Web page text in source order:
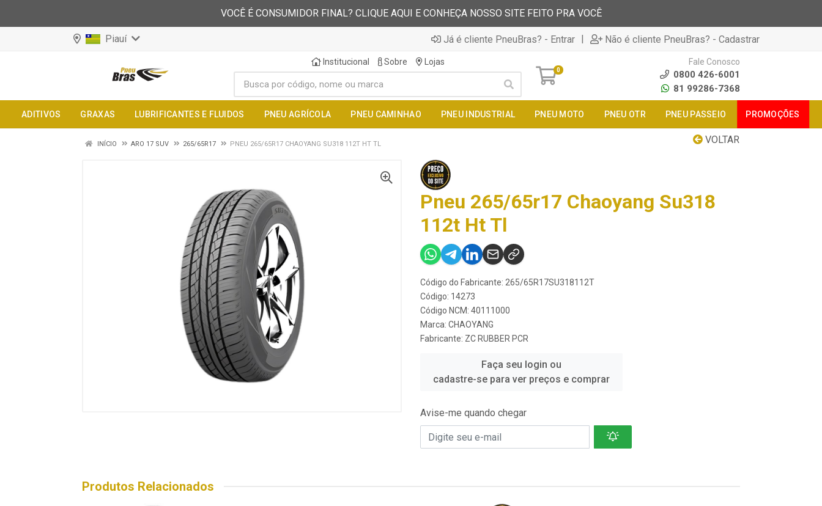
VOCÊ É CONSUMIDOR FINAL? CLIQUE AQUI E CONHEÇA NOSSO SITE FEITO PRA VOCÊ
Piauí Já é cliente PneuBras? - Entrar | Não é cliente PneuBras? - Cadastrar
Institucional Sobre Lojas
0
Fale Conosco
0800 426-6001
81 99286-7368
ADITIVOS GRAXAS LUBRIFICANTES E FLUIDOS PNEU AGRÍCOLA PNEU CAMINHAO PNEU INDUSTRIAL PNEU MOTO PNEU OTR PNEU PASSEIO PROMOÇÕES
VOLTAR
INÍCIO ARO 17 SUV 265/65R17 PNEU 265/65R17 CHAOYANG SU318 112T HT TL
Pneu 265/65r17 Chaoyang Su318
112t Ht Tl
Código do Fabricante: 265/65R17SU318112T
Código: 14273
Código NCM: 40111000
Marca: CHAOYANG
Fabricante: ZC RUBBER PCR
Faça seu login ou
cadastre-se para ver preços e comprar
Avise-me quando chegar
Produtos Relacionados